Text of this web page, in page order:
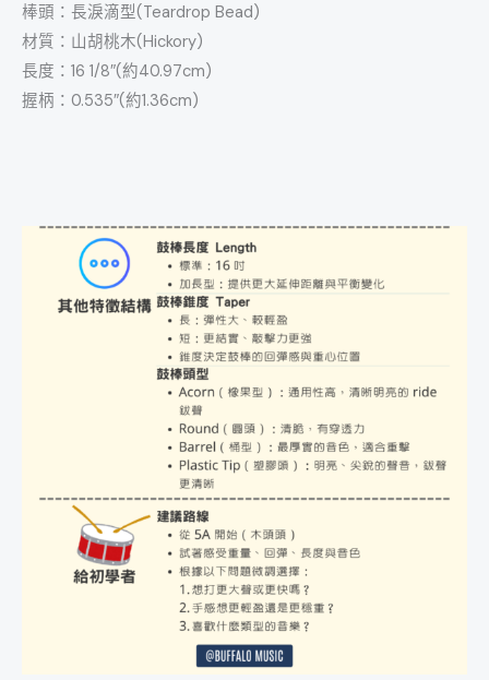
棒頭：長淚滴型(Teardrop Bead)
材質：山胡桃木(Hickory)
長度：16 1/8″(約40.97cm)
握柄：0.535″(約1.36cm)